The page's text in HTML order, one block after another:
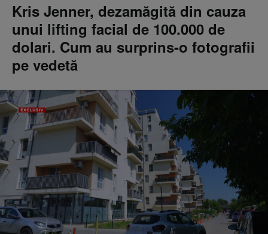
Kris Jenner, dezamăgită din cauza
unui lifting facial de 100.000 de
dolari. Cum au surprins-o fotografii
pe vedetă